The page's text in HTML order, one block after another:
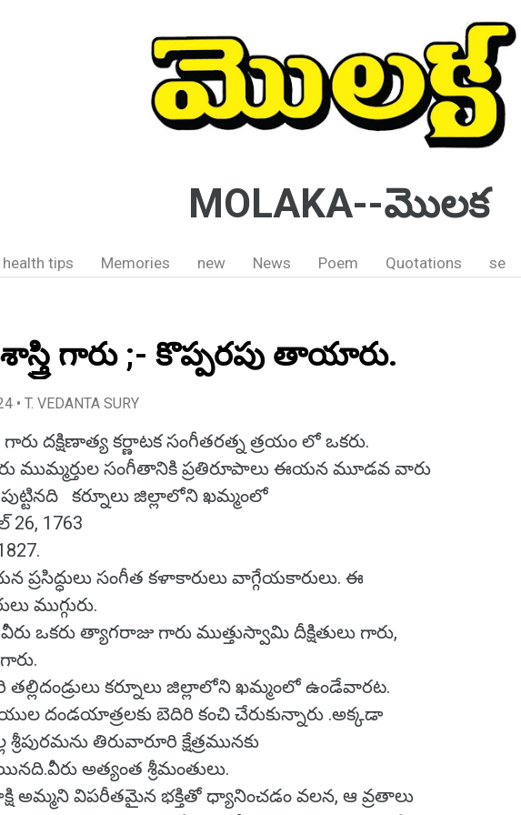
MOLAKA--మొలక
health tips Memories new News Poem Quotations se
గారు ;- కొప్పరపు తాయారు.
• T. VEDANTA SURY
గారు దక్షిణాత్య కర్ణాటక సంగీతరత్న త్రయం లో ఒకరు.
ముమ్మర్తుల సంగీతానికి ప్రతిరూపాలు ఈయన మూడవ వారు
కర్నూలు జిల్లాలోని ఖమ్మంలో
26, 1763
సంగీత కళాకారులు వాగ్గేయకారులు. ఈ
ముగ్గురు.
ఒకరు త్యాగరాజు గారు ముత్తుస్వామి దీక్షితులు గారు,
కర్నూలు జిల్లాలోని ఖమ్మంలో ఉండేవారట.
దండయాత్రలకు బెదిరి కంచి చేరుకున్నారు .అక్కడా
తిరువారూరి క్షేత్రమునకు
అత్యంత శ్రీమంతులు.
విపరీతమైన భక్తితో ధ్యానించడం వలన, ఆ వ్రతాలు